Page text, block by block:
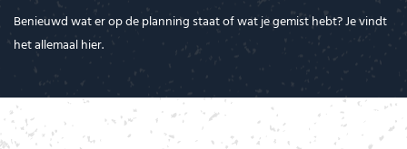
Benieuwd wat er op de planning staat of wat je gemist hebt? Je vindt
het allemaal hier.